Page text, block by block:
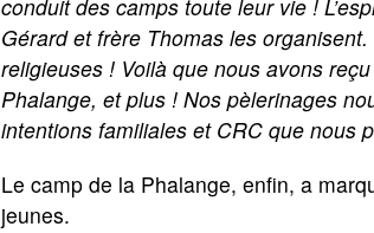
conduit des camps toute leur vie !
Gérard et frère Thomas les
religieuses ! Voilà que nous avons
Phalange, et plus ! Nos pèlerinages
intentions familiales et CRC que nous
Le camp de la Phalange, enfin, a
jeunes.